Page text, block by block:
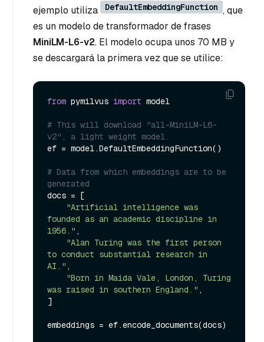
ejemplo utiliza
DefaultEmbeddingFunction , que
es un modelo de transformador de frases
MiniLM-L6-v2. El modelo ocupa unos 70 MB y
se descargará la primera vez que se utilice:
from pymilvus import model
# This will download "all-MiniLM-L6-
v2", a light weight model.
ef = model.DefaultEmbeddingFunction()
# Data from which embeddings are to be
generated
docs = [
"Artificial intelligence was
founded as an academic discipline in
1956." ,
"Alan Turing was the first person
to conduct substantial research in
AI." ,
"Born in Maida Vale, London, Turing
was raised in southern England." ,
]
embeddings = ef.encode_documents(docs)